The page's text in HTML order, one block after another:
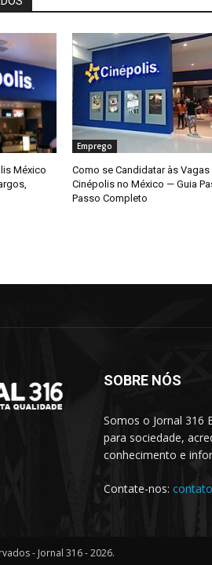
México
Emprego
Como se Candidatar às Vagas
Cinépolis no México — Guia
Passo Completo
SOBRE NÓS
Somos o Jornal 316
para sociedade,
conhecimento e
Contate-nos:
- Jornal 316 - 2026.